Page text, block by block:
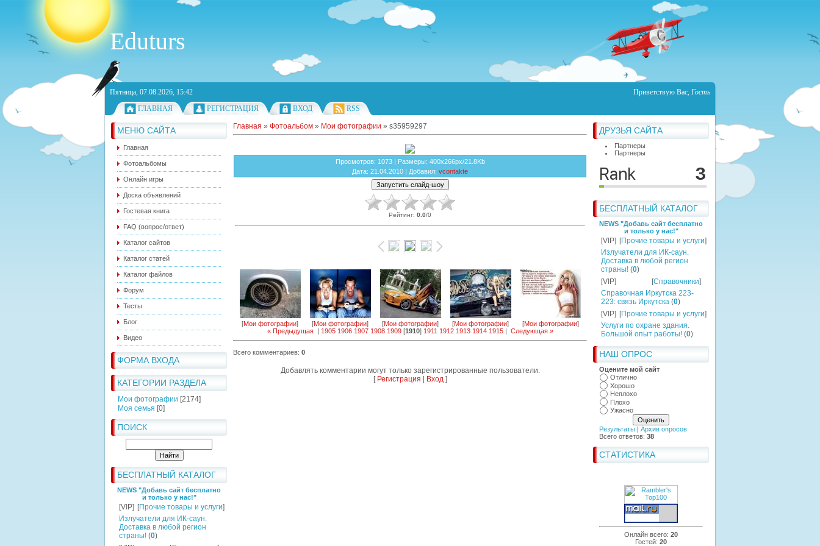
Eduturs
Пятница, 07.08.2026, 15:42 Приветствую Вас, Гость
ГЛАВНАЯ
РЕГИСТРАЦИЯ ВХОД RSS
МЕНЮ САЙТА
Главная
Фотоальбомы
Онлайн игры
Доска объявлений
Гостевая книга
FAQ (вопрос/ответ)
Каталог сайтов
Каталог статей
Каталог файлов
Форум
Тесты
Блог
Видео
ФОРМА ВХОДА
КАТЕГОРИИ РАЗДЕЛА
Мои фотографии [2174]
Моя семья [0]
ПОИСК
БЕСПЛАТНЫЙ КАТАЛОГ
NEWS "Добавь сайт бесплатно
и только у нас!"
[VIP] [Прочие товары и услуги]
Излучатели для ИК-саун.
Доставка в любой регион
страны! (0)
ДРУЗЬЯ САЙТА
Партнеры
Партнеры
БЕСПЛАТНЫЙ КАТАЛОГ
NEWS "Добавь сайт бесплатно
и только у нас!"
[VIP] [Прочие товары и услуги]
Излучатели для ИК-саун.
Доставка в любой регион
страны! (0)
[VIP]
[Справочники]
Справочная Иркутска 223-
223: связь Иркутска (0)
[VIP] [Прочие товары и услуги]
Услуги по охране здания.
Большой опыт работы! (0)
НАШ ОПРОС
Оцените мой сайт
Отлично
Хорошо
Неплохо
Плохо
Ужасно
Результаты | Архив опросов
Всего ответов: 38
СТАТИСТИКА
Онлайн всего: 20
Гостей: 20
Главная » Фотоальбом » Мои фотографии » s35959297
Просмотров: 1073 | Размеры: 400x266px/21.8Kb
Дата: 21.04.2010 | Добавил: vcontakte
Рейтинг: 0.0/0
[Мои фотографии] [Мои фотографии] [Мои фотографии] [Мои фотографии] [Мои фотографии]
« Предыдущая| 1905 1906 1907 1908 1909[1910] 1911 1912 1913 1914 1915| Следующая »
Всего комментариев: 0
Добавлять комментарии могут только зарегистрированные пользователи.
[ Регистрация Вход]